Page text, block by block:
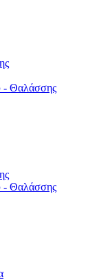
- Θαλάσσης
- Θαλάσσης